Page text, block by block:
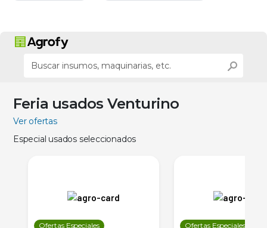
Feria usados Venturino
Ver ofertas
Especial usados seleccionados
Ofertas Especiales Ofertas Especiales